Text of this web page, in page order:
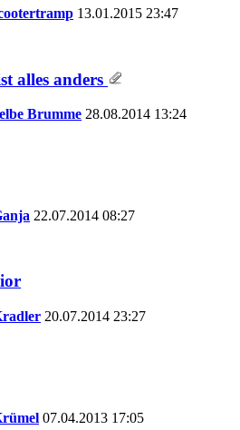
13.01.2015 23:47
alles anders
Brumme 28.08.2014 13:24
22.07.2014 08:27
20.07.2014 23:27
07.04.2013 17:05